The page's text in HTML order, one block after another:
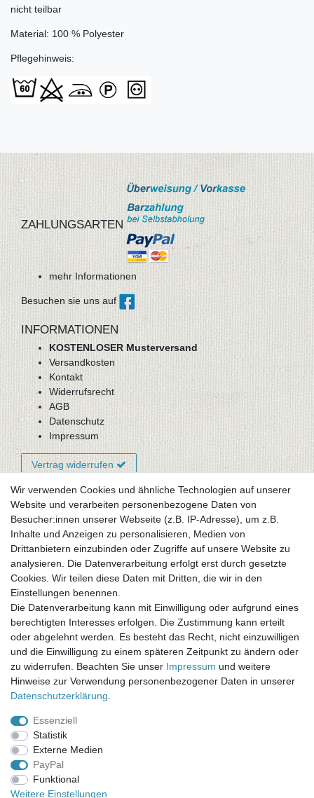
nicht teilbar
Material: 100 % Polyester
Pflegehinweis:
ZAHLUNGSARTEN
mehr Informationen
Besuchen sie uns auf
INFORMATIONEN
KOSTENLOSER Musterversand
Versandkosten
Kontakt
Widerrufsrecht
AGB
Datenschutz
Impressum
Vertrag widerrufen
Newsletter-Anmeldung
FAQ / Fragen
Mein Warenkorb
Mein Merkzettel
Mein Konto
UNSER LADENGESCHÄFT
Gottlieb-Daimler-Str. 10
33334 Gütersloh
ÖFFNUNGSZEITEN
Montag - Dienstag: 8.00 - 18.00 Uhr, Mittwoch Ruhetag,
Donnerstag: 8.00 - 18.00 Uhr, Freitag 8.00 - 14.00 Uhr
KUNDENSERVICE
Telefon: (05241) 403 22 38
E-Mail: info@stoffamstueck.de
Wir verwenden Cookies und ähnliche Technologien auf unserer
Website und verarbeiten personenbezogene Daten von
Besucher:innen unserer Webseite (z.B. IP-Adresse), um z.B.
Inhalte und Anzeigen zu personalisieren, Medien von
Drittanbietern einzubinden oder Zugriffe auf unsere Website zu
analysieren. Die Datenverarbeitung erfolgt erst durch gesetzte
Cookies. Wir teilen diese Daten mit Dritten, die wir in den
Einstellungen benennen.
Die Datenverarbeitung kann mit Einwilligung oder aufgrund eines
berechtigten Interesses erfolgen. Die Zustimmung kann erteilt
oder abgelehnt werden. Es besteht das Recht, nicht einzuwilligen
und die Einwilligung zu einem späteren Zeitpunkt zu ändern oder
zu widerrufen. Beachten Sie unser Impressum und weitere
Hinweise zur Verwendung personenbezogener Daten in unserer
Daten­schutz­erklärung
Essenziell
Statistik
Externe Medien
PayPal
Funktional
Weitere Einstellungen